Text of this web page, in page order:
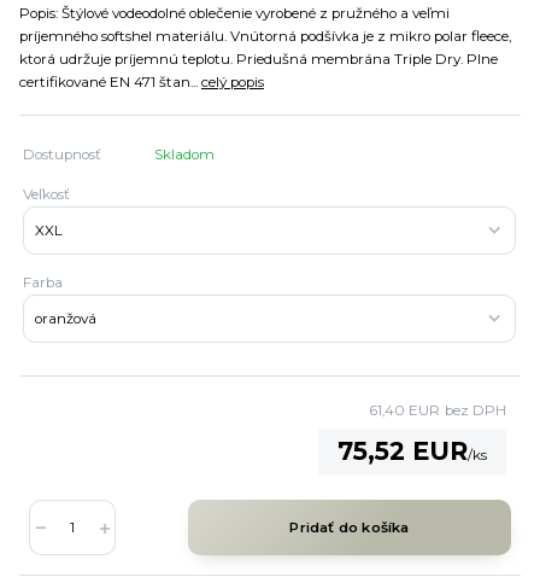
Popis: Štýlové vodeodolné oblečenie vyrobené z pružného a veľmi
príjemného softshel materiálu. Vnútorná podšívka je z mikro polar fleece,
ktorá udržuje príjemnú teplotu. Priedušná membrána Triple Dry. Plne
certifikované EN 471 štan... celý popis
Dostupnosť Skladom
Veľkosť
Farba
75,52 EUR/ks
61,40 EUR bez DPH
Pridať do košíka